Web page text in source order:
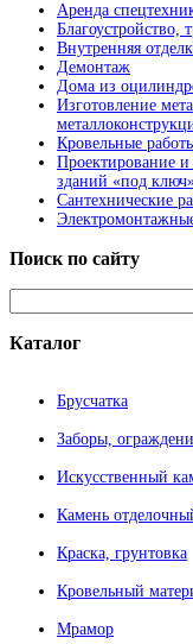
Аренда
Благоустройство,
Внутренняя
Демонтаж
Дома из
Изготовление
Кровельные
Проектирование
зданий «под
Сантехнические
Поиск по сайту
Каталог
Брусчатка
Заборы,
Искусственный
Камень
Краска, грунтовка
Кровельный
Мрамор